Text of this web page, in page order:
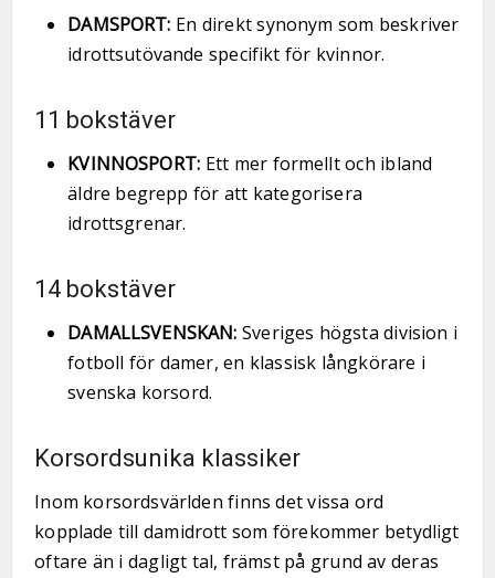
DAMSPORT: En direkt synonym som beskriver
idrottsutövande specifikt för kvinnor.
11 bokstäver
KVINNOSPORT: Ett mer formellt och ibland
äldre begrepp för att kategorisera
idrottsgrenar.
14 bokstäver
DAMALLSVENSKAN: Sveriges högsta division i
fotboll för damer, en klassisk långkörare i
svenska korsord.
Korsordsunika klassiker
Inom korsordsvärlden finns det vissa ord
kopplade till damidrott som förekommer betydligt
oftare än i dagligt tal, främst på grund av deras